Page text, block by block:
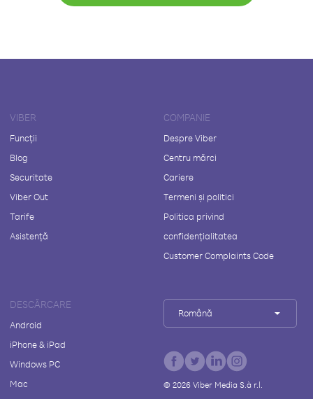
VIBER
Funcții
Blog
Securitate
Viber Out
Tarife
Asistență
COMPANIE
Despre Viber
Centru mărci
Cariere
Termeni și politici
Politica privind
confidențialitatea
Customer Complaints Code
DESCĂRCARE
Android
iPhone & iPad
Windows PC
Mac
Română
© 2026Viber Media S.à r.l.